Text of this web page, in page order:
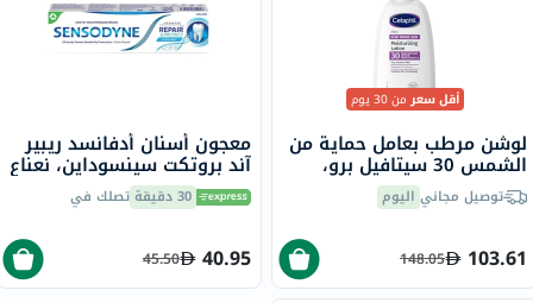
أقل سعرمن 30 يوم
لوشن مرطب بعامل حماية من
الشمس 30 سيتافيل برو،
للبشرة المعرضة لحب الشباب
- 118 مل توصيل مجاني اليوم
103.61
148.05
معجون أسنان أدفانسد ريبير
آند بروتكت سينسوداين، نعناع
- 75 مل 30 دقيقة تصلك في
40.95
45.50